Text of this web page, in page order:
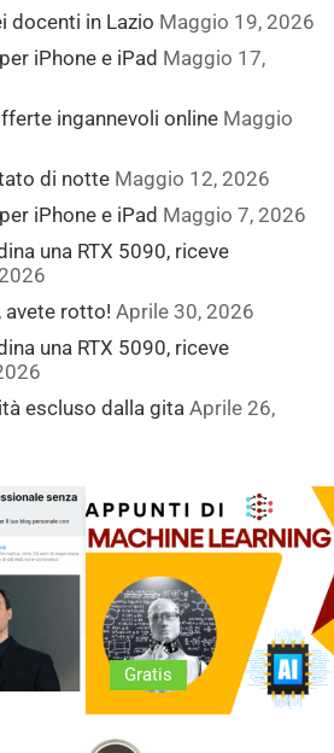
docenti in Lazio Maggio 19, 2026
iPhone e iPad Maggio 17,
ingannevoli online Maggio
di notte Maggio 12, 2026
iPhone e iPad Maggio 7, 2026
una RTX 5090, riceve
avete rotto! Aprile 30, 2026
una RTX 5090, riceve
escluso dalla gita Aprile 26,
Gratis